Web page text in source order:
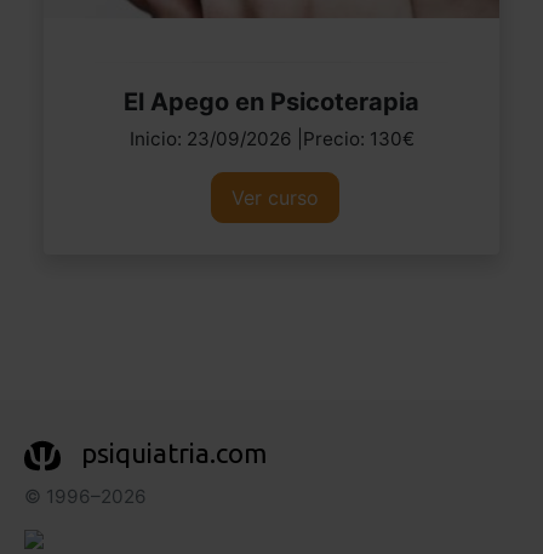
El Apego en Psicoterapia
Inicio: 23/09/2026 |Precio: 130€
Ver curso
psiquiatria.com
© 1996–2026